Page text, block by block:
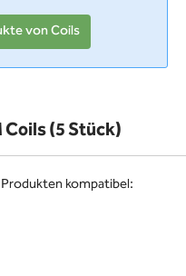
von Coils
Coils (5 Stück)
kompatibel: